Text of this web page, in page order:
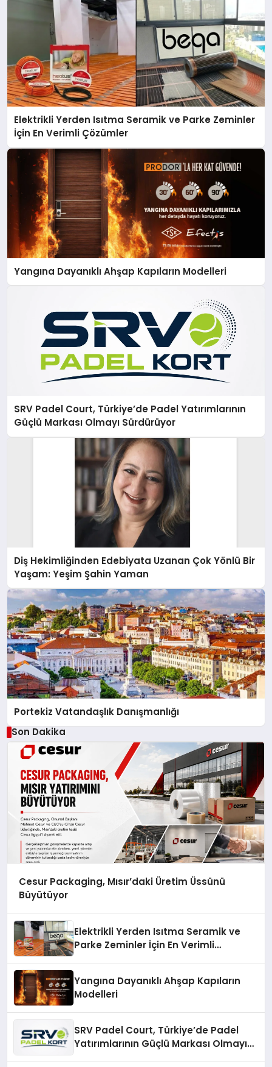
Elektrikli Yerden Isıtma Seramik ve Parke Zeminler
İçin En Verimli Çözümler
Yangına Dayanıklı Ahşap Kapıların Modelleri
SRV Padel Court, Türkiye’de Padel Yatırımlarının
Güçlü Markası Olmayı Sürdürüyor
Diş Hekimliğinden Edebiyata Uzanan Çok Yönlü Bir
Yaşam: Yeşim Şahin Yaman
Portekiz Vatandaşlık Danışmanlığı
Son Dakika
Cesur Packaging, Mısır’daki Üretim Üssünü
Büyütüyor
Elektrikli Yerden Isıtma Seramik ve
Parke Zeminler İçin En Verimli
Yangına Dayanıklı Ahşap Kapıların
Modelleri
SRV Padel Court, Türkiye’de Padel
Yatırımlarının Güçlü Markası Olmayı